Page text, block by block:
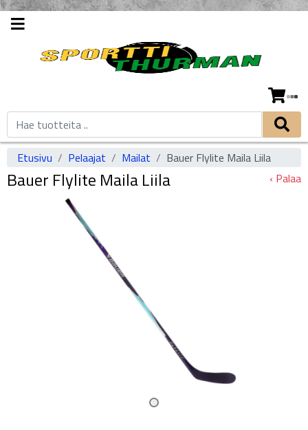
Etusivu Pelaajat Mailat Bauer Flylite Maila Liila
Bauer Flylite Maila Liila ‹ Palaa